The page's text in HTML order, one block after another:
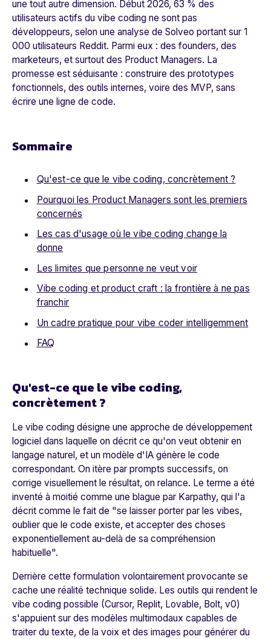
une tout autre dimension. Début 2026, 63 % des
utilisateurs actifs du vibe coding ne sont pas
développeurs, selon une analyse de Solveo portant sur 1
000 utilisateurs Reddit. Parmi eux : des founders, des
marketeurs, et surtout des Product Managers. La
promesse est séduisante : construire des prototypes
fonctionnels, des outils internes, voire des MVP, sans
écrire une ligne de code.
Sommaire
Qu'est-ce que le vibe coding, concrètement ?
Pourquoi les Product Managers sont les premiers
concernés
Les cas d'usage où le vibe coding change la
donne
Les limites que personne ne veut voir
Vibe coding et product craft : la frontière à ne pas
franchir
Un cadre pratique pour vibe coder intelligemment
FAQ
Qu'est-ce que le vibe coding,
concrètement ?
Le vibe coding désigne une approche de développement
logiciel dans laquelle on décrit ce qu'on veut obtenir en
langage naturel, et un modèle d'IA génère le code
correspondant. On itère par prompts successifs, on
corrige visuellement le résultat, on relance. Le terme a été
inventé à moitié comme une blague par Karpathy, qui l'a
décrit comme le fait de "se laisser porter par les vibes,
oublier que le code existe, et accepter des choses
exponentiellement au-delà de sa compréhension
habituelle".
Derrière cette formulation volontairement provocante se
cache une réalité technique solide. Les outils qui rendent le
vibe coding possible (Cursor, Replit, Lovable, Bolt, v0)
s'appuient sur des modèles multimodaux capables de
traiter du texte, de la voix et des images pour générer du